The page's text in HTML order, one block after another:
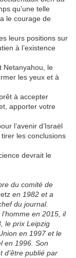
qu’une telle
le courage de
leurs positions sur
à l’existence
Netanyahou, le
les yeux et à
à accepter
apporter votre
l’avenir d’Israël
les conclusions
devrait le
du comité de
en 1982 et a
du journal.
en 2015, il
le prix Leipzig
en 1997 et le
en 1996. Son
d’être publié par